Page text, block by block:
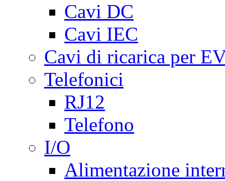
Cavi DC
Cavi IEC
Cavi di ricarica per
Telefonici
RJ12
Telefono
I/O
Alimentazione